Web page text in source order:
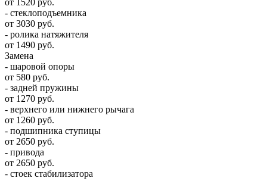
от 1520 руб.
- стеклоподъемника
от 3030 руб.
- ролика натяжителя
от 1490 руб.
Замена
- шаровой опоры
от 580 руб.
- задней пружины
от 1270 руб.
- верхнего или нижнего рычага
от 1260 руб.
- подшипника ступицы
от 2650 руб.
- привода
от 2650 руб.
- стоек стабилизатора